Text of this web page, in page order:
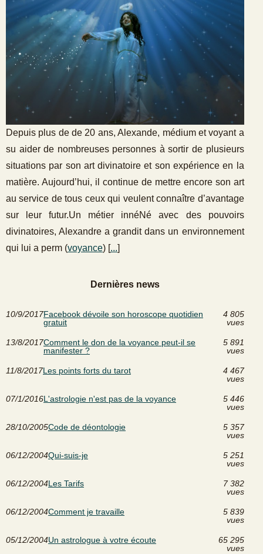
Depuis plus de de 20 ans, Alexande, médium et voyant a
su aider de nombreuses personnes à sortir de plusieurs
situations par son art divinatoire et son expérience en la
matière. Aujourd’hui, il continue de mettre encore son art
au service de tous ceux qui veulent connaître d’avantage
sur leur futur.Un métier innéNé avec des pouvoirs
divinatoires, Alexandre a grandit dans un environnement
qui lui a perm (voyance) [...]
Dernières news
10/9/2017Facebook dévoile son horoscope quotidien
gratuit
4 805
vues
13/8/2017Comment le don de la voyance peut-il se
manifester ?
5 891
vues
11/8/2017Les points forts du tarot
4 467
vues
07/1/2016L'astrologie n'est pas de la voyance
5 446
vues
28/10/2005Code de déontologie
5 357
vues
06/12/2004Qui-suis-je
5 251
vues
06/12/2004Les Tarifs
7 382
vues
06/12/2004Comment je travaille
5 839
vues
05/12/2004Un astrologue à votre écoute
65 295
vues